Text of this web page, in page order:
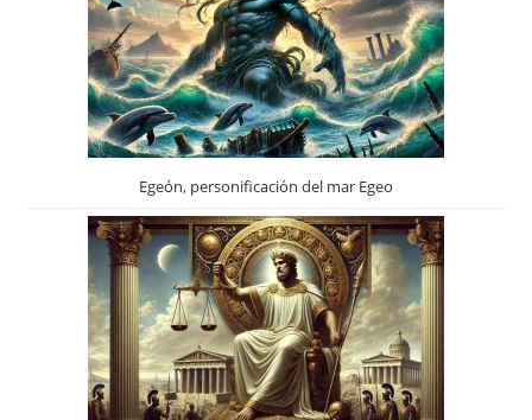
Egeón, personificación del mar Egeo